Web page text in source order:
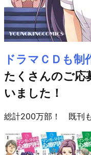
ドラマＣＤも制
たくさんのご応
いました！
総計200万部！ 既刊も